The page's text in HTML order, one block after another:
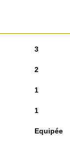
3
2
1
1
Equipée